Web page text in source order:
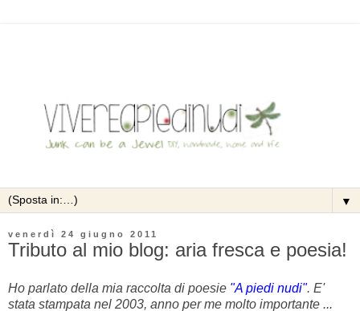
▼
venerdì 24 giugno 2011
Tributo al mio blog: aria fresca e poesia!
Ho parlato della mia raccolta di poesie "A piedi nudi". E'
stata stampata nel 2003, anno per me molto importante ...